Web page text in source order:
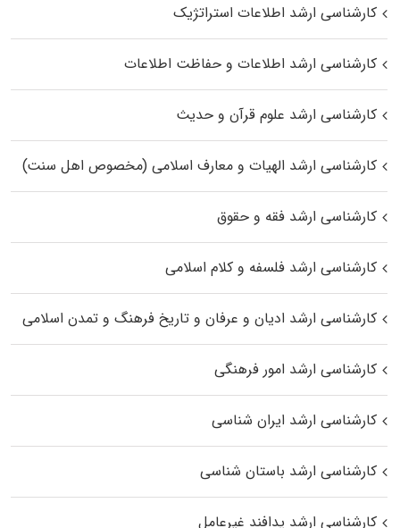
کارشناسی ارشد اطلاعات استراتژیک
کارشناسی ارشد اطلاعات و حفاظت اطلاعات
کارشناسی ارشد علوم قرآن و حدیث
کارشناسی ارشد الهیات و معارف اسلامی (مخصوص اهل سنت)
کارشناسی ارشد فقه و حقوق
کارشناسی ارشد فلسفه و کلام اسلامی
کارشناسی ارشد ادیان و عرفان و تاریخ فرهنگ و تمدن اسلامی
کارشناسی ارشد امور فرهنگی
کارشناسی ارشد ایران شناسی
کارشناسی ارشد باستان شناسی
کارشناسی ارشد پدافند غیرعامل